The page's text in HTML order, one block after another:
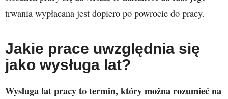
trwania wypłacana jest dopiero po powrocie do pracy.
Jakie prace uwzględnia się
jako wysługa lat?
Wysługa lat pracy to termin, który można rozumieć na